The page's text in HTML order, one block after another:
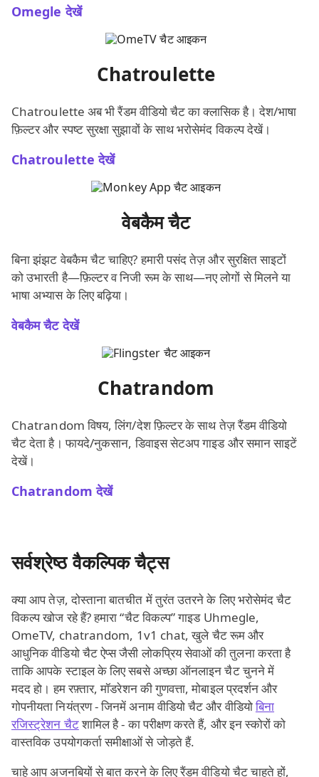
Omegle देखें
Chatroulette
Chatroulette अब भी रैंडम वीडियो चैट का क्लासिक है। देश/भाषा
फ़िल्टर और स्पष्ट सुरक्षा सुझावों के साथ भरोसेमंद विकल्प देखें।
Chatroulette देखें
वेबकैम चैट
बिना झंझट वेबकैम चैट चाहिए? हमारी पसंद तेज़ और सुरक्षित साइटों
को उभारती है—फ़िल्टर व निजी रूम के साथ—नए लोगों से मिलने या
भाषा अभ्यास के लिए बढ़िया।
वेबकैम चैट देखें
Chatrandom
Chatrandom विषय, लिंग/देश फ़िल्टर के साथ तेज़ रैंडम वीडियो
चैट देता है। फायदे/नुकसान, डिवाइस सेटअप गाइड और समान साइटें
देखें।
Chatrandom देखें
सर्वश्रेष्ठ वैकल्पिक चैट्स
क्या आप तेज़, दोस्ताना बातचीत में तुरंत उतरने के लिए भरोसेमंद चैट
विकल्प खोज रहे हैं? हमारा “चैट विकल्प” गाइड Uhmegle,
OmeTV, chatrandom, 1v1 chat, खुले चैट रूम और
आधुनिक वीडियो चैट ऐप्स जैसी लोकप्रिय सेवाओं की तुलना करता है
ताकि आपके स्टाइल के लिए सबसे अच्छा ऑनलाइन चैट चुनने में
मदद हो। हम रफ़्तार, मॉडरेशन की गुणवत्ता, मोबाइल प्रदर्शन और
गोपनीयता नियंत्रण - जिनमें अनाम वीडियो चैट और वीडियोबिना
रजिस्ट्रेशन चैटशामिल है - का परीक्षण करते हैं, और इन स्कोरों को
वास्तविक उपयोगकर्ता समीक्षाओं से जोड़ते हैं.
चाहे आप अजनबियों से बात करने के लिए रैंडम वीडियो चैट चाहते हों,